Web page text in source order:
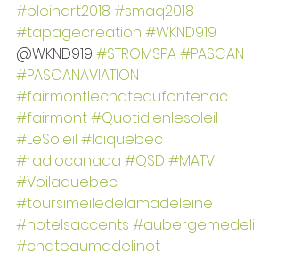
#pleinart2018 #smaq2018
#tapagecreation #WKND919
@WKND919 #STROMSPA#PASCAN
#PASCANAVIATION
#fairmontlechateaufontenac
#fairmont#Quotidienlesoleil
#LeSoleil #Iciquebec
#radiocanada #QSD #MATV
#Voilaquebec
#toursimeiledelamadeleine
#hotelsaccents #aubergemedeli
#chateaumadelinot